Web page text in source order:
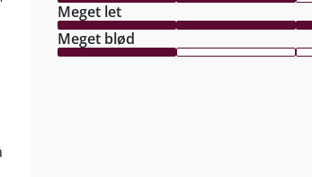
Meget let
Meget blød